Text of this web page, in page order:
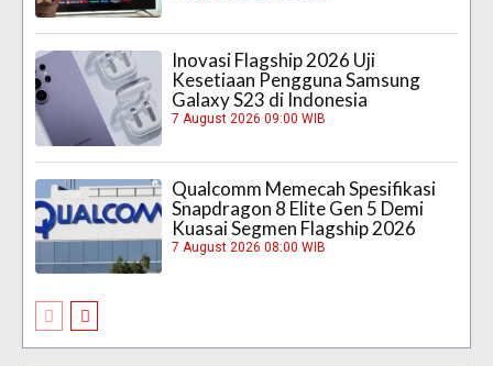
Inovasi Flagship 2026 Uji
Kesetiaan Pengguna Samsung
Galaxy S23 di Indonesia
7 August 2026 09:00 WIB
Qualcomm Memecah Spesifikasi
Snapdragon 8 Elite Gen 5 Demi
Kuasai Segmen Flagship 2026
7 August 2026 08:00 WIB